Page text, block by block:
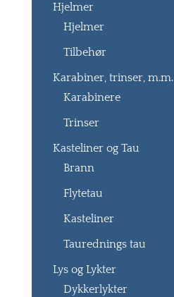
Hjelmer
Hjelmer
Tilbehør
Karabiner, trinser, m.m.
Karabinere
Trinser
Kasteliner og Tau
Brann
Flytetau
Kasteliner
Taurednings tau
Lys og Lykter
Dykkerlykter